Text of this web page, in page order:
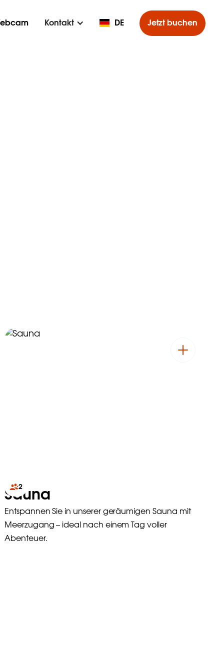
Kontakt DE Jetzt buchen
2
Sauna
Entspannen Sie in unserer geräumigen Sauna mit
Meerzugang – ideal nach einem Tag voller
Abenteuer.